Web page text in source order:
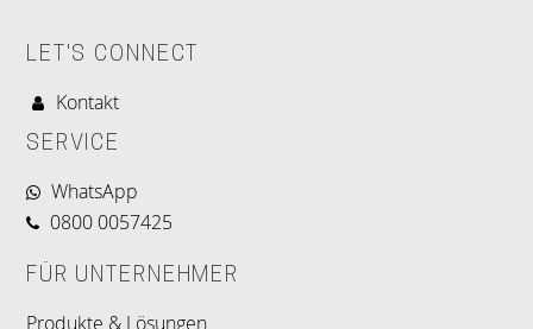
LET'S CONNECT
Kontakt
SERVICE
WhatsApp
0800 0057425
FÜR UNTERNEHMER
Produkte & Lösungen